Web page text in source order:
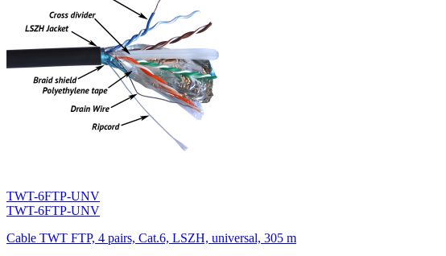
TWT-6FTP-UNV
TWT-6FTP-UNV
Cable TWT FTP, 4 pairs, Cat.6, LSZH, universal, 305 m